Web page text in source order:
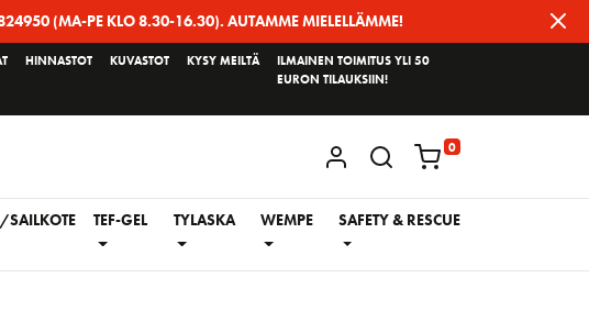
(MA-PE KLO 8.30-16.30). AUTAMME MIELELLÄMME!
HINNASTOT KUVASTOT KYSY MEILTÄ
ILMAINEN TOIMITUS YLI 50
EURON TILAUKSIIN!
KIRJAUDU / REKISTERÖIDY
0
SAILKOTE TEF-GEL TYLASKA WEMPE SAFETY & RESCUE